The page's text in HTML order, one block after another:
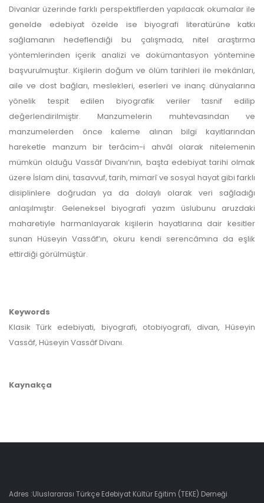
Divanlar üzerinde farklı perspektiflerden yapılacak okumalar ile
genelde edebiyat özelde ise biyografi literatürüne katkı
sağlamanın hedeflendiği bu çalışmada, nitel araştırma
yöntemlerinden içerik analizi ve dokümantasyon yöntemine
başvurulmuştur. Kişilerin doğum ve ölüm tarihleri ile mekânları,
aile ve dost bağları, meslekleri, eserleri ve inanç dünyalarına
yönelik tespit edilen biyografik veriler tasnif edilip
değerlendirilmiştir. Manzumelerin muhtevasından ve
manzumelerden önce kaleme alınan bilgi kayıtlarından
hareketle manzum bir terâcim-i ahvâl olarak nitelemenin
mümkün olduğu Vassâf Divanı’nın, başta edebiyat tarihi olmak
üzere İslam dini, tasavvuf, tarih, mimarî ve sosyal hayat gibi farklı
disiplinlere doğrudan ya da dolaylı olarak veri sağladığı
anlaşılmıştır. Geleneksel biyografi yazım üslubunu aruzdaki
maharetiyle harmanlayarak kişilerin hayatlarına dair kesitler
sunan Hüseyin Vassâf’ın, okuru kendi serencâmına da eşlik
ettirdiği görülmüştür.
Keywords
Klasik Türk edebiyati, biyografi, otobiyografi, divan, Hüseyin
Vassâf, Hüseyin Vassâf Divanı.
Kaynakça
Adres :Uluslararası Türkçe Edebiyat Kültür Eğitim (TEKE) Derneği